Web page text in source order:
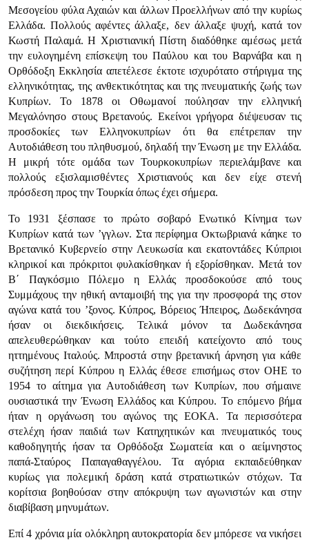
Μεσογείου φύλα Αχαιών και άλλων Προελλήνων από την κυρίως
Ελλάδα. Πολλούς αφέντες άλλαξε, δεν άλλαξε ψυχή, κατά τον
Κωστή Παλαμά. Η Χριστιανική Πίστη διαδόθηκε αμέσως μετά
την ευλογημένη επίσκεψη του Παύλου και του Βαρνάβα και η
Ορθόδοξη Εκκλησία απετέλεσε έκτοτε ισχυρότατο στήριγμα της
ελληνικότητας, της ανθεκτικότητας και της πνευματικής ζωής των
Κυπρίων. Το 1878 οι Οθωμανοί πούλησαν την ελληνική
Μεγαλόνησο στους Βρετανούς. Εκείνοι γρήγορα διέψευσαν τις
προσδοκίες των Ελληνοκυπρίων ότι θα επέτρεπαν την
Αυτοδιάθεση του πληθυσμού, δηλαδή την Ένωση με την Ελλάδα.
Η μικρή τότε ομάδα των Τουρκοκυπρίων περιελάμβανε και
πολλούς εξισλαμισθέντες Χριστιανούς και δεν είχε στενή
πρόσδεση προς την Τουρκία όπως έχει σήμερα.
Το 1931 ξέσπασε το πρώτο σοβαρό Ενωτικό Κίνημα των
Κυπρίων κατά των ’γγλων. Στα περίφημα Οκτωβριανά κάηκε το
Βρετανικό Κυβερνείο στην Λευκωσία και εκατοντάδες Κύπριοι
κληρικοί και πρόκριτοι φυλακίσθηκαν ή εξορίσθηκαν. Μετά τον
Β΄ Παγκόσμιο Πόλεμο η Ελλάς προσδοκούσε από τους
Συμμάχους την ηθική ανταμοιβή της για την προσφορά της στον
αγώνα κατά του ’ξονος. Κύπρος, Βόρειος Ήπειρος, Δωδεκάνησα
ήσαν οι διεκδικήσεις. Τελικά μόνον τα Δωδεκάνησα
απελευθερώθηκαν και τούτο επειδή κατείχοντο από τους
ηττημένους Ιταλούς. Μπροστά στην βρετανική άρνηση για κάθε
συζήτηση περί Κύπρου η Ελλάς έθεσε επισήμως στον ΟΗΕ το
1954 το αίτημα για Αυτοδιάθεση των Κυπρίων, που σήμαινε
ουσιαστικά την Ένωση Ελλάδος και Κύπρου. Το επόμενο βήμα
ήταν η οργάνωση του αγώνος της ΕΟΚΑ. Τα περισσότερα
στελέχη ήσαν παιδιά των Κατηχητικών και πνευματικός τους
καθοδηγητής ήσαν τα Ορθόδοξα Σωματεία και ο αείμνηστος
παπά-Σταύρος Παπαγαθαγγέλου. Τα αγόρια εκπαιδεύθηκαν
κυρίως για πολεμική δράση κατά στρατιωτικών στόχων. Τα
κορίτσια βοηθούσαν στην απόκρυψη των αγωνιστών και στην
διαβίβαση μηνυμάτων.
Επί 4 χρόνια μία ολόκληρη αυτοκρατορία δεν μπόρεσε να νικήσει